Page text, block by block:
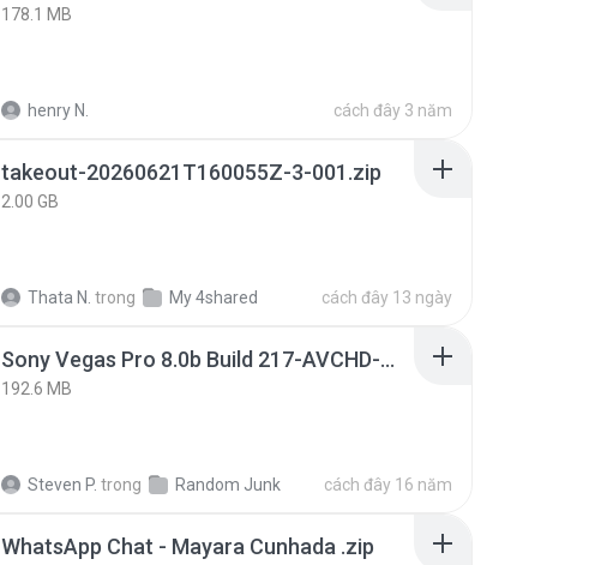
178.1 MB
henry N. cách đây 3 năm
takeout-20260621T160055Z-3-001.zip
2.00 GB
Thata N. trong My 4shared cách đây 13 ngày
Sony Vegas Pro 8.0b Build 217-AVCHD-MPG-AC3 FIXED.7z
192.6 MB
Steven P. trong Random Junk cách đây 16 năm
WhatsApp Chat - Mayara Cunhada .zip